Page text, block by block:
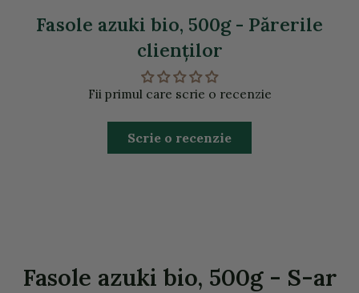
Fasole azuki bio, 500g - Părerile
clienţilor
Fii primul care scrie o recenzie
Scrie o recenzie
Fasole azuki bio, 500g - S-ar